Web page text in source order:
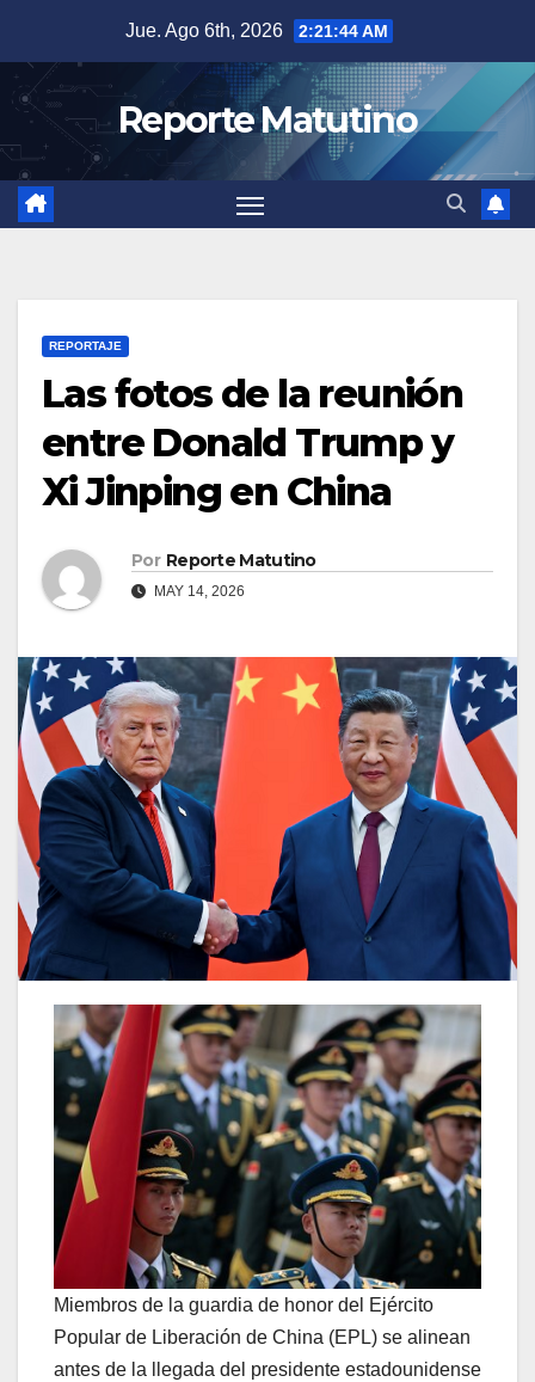
contenido
Jue. Ago 6th, 2026 2:21:47 AM
Reporte Matutino
REPORTAJE
Las fotos de la reunión
entre Donald Trump y
Xi Jinping en China
Por Reporte Matutino
MAY 14, 2026
Miembros de la guardia de honor del Ejército
Popular de Liberación de China (EPL) se alinean
antes de la llegada del presidente estadounidense